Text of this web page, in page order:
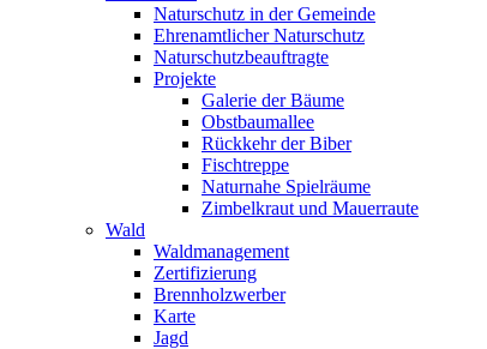
Naturschutz in der Gemeinde
Ehrenamtlicher Naturschutz
Naturschutzbeauftragte
Projekte
Galerie der Bäume
Obstbaumallee
Rückkehr der Biber
Fischtreppe
Naturnahe Spielräume
Zimbelkraut und Mauerraute
Wald
Waldmanagement
Zertifizierung
Brennholzwerber
Karte
Jagd